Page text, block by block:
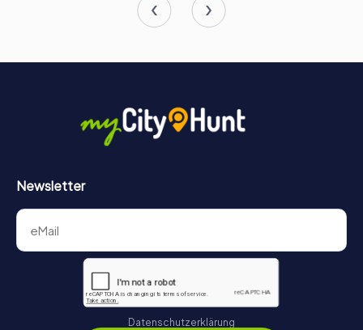
Newsletter
Datenschutzerklärung